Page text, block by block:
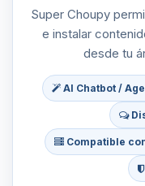
Super Choupy
e instalar
desde tu
AI Chatbot /
Compatible